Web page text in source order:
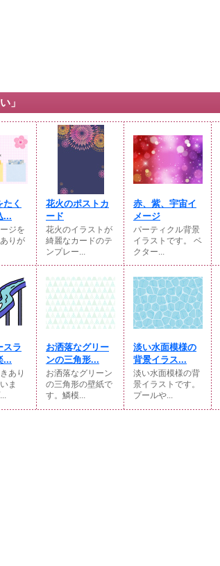
」
く
...
ジを
りが
花火のポストカ
ード
花火のイラストが
綺麗なカードのテ
ンプレー...
赤、紫、宇宙イ
メージ
パーティクル背景
イラストです。 ベ
クター...
スラ
...
あり
ま
お洒落なグリー
ンの三角形...
お洒落なグリーン
の三角形の壁紙で
す。鱗模...
淡い水面模様の
背景イラス...
淡い水面模様の背
景イラストです。
プールや...